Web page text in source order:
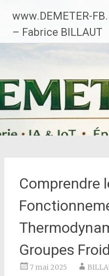
contenu
principal
www.DEMETER-
– Fabrice BILLAUT
Comprendre
Groupes
7 mai 2025